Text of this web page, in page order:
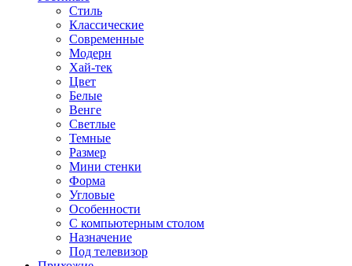
Стиль
Классические
Современные
Модерн
Хай-тек
Цвет
Белые
Венге
Светлые
Темные
Размер
Мини стенки
Форма
Угловые
Особенности
С компьютерным столом
Назначение
Под телевизор